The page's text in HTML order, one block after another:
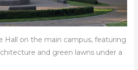
Hall on the main campus, featuring
and green lawns under a